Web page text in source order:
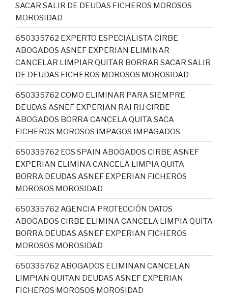
SACAR SALIR DE DEUDAS FICHEROS MOROSOS
MOROSIDAD
650335762 EXPERTO ESPECIALISTA CIRBE
ABOGADOS ASNEF EXPERIAN ELIMINAR
CANCELAR LIMPIAR QUITAR BORRAR SACAR SALIR
DE DEUDAS FICHEROS MOROSOS MOROSIDAD
650335762 COMO ELIMINAR PARA SIEMPRE
DEUDAS ASNEF EXPERIAN RAI RIJ CIRBE
ABOGADOS BORRA CANCELA QUITA SACA
FICHEROS MOROSOS IMPAGOS IMPAGADOS
650335762 EOS SPAIN ABOGADOS CIRBE ASNEF
EXPERIAN ELIMINA CANCELA LIMPIA QUITA
BORRA DEUDAS ASNEF EXPERIAN FICHEROS
MOROSOS MOROSIDAD
650335762 AGENCIA PROTECCIÓN DATOS
ABOGADOS CIRBE ELIMINA CANCELA LIMPIA QUITA
BORRA DEUDAS ASNEF EXPERIAN FICHEROS
MOROSOS MOROSIDAD
650335762 ABOGADOS ELIMINAN CANCELAN
LIMPIAN QUITAN DEUDAS ASNEF EXPERIAN
FICHEROS MOROSOS MOROSIDAD